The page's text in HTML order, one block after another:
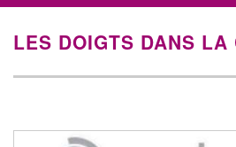
LES DOIGTS DANS LA